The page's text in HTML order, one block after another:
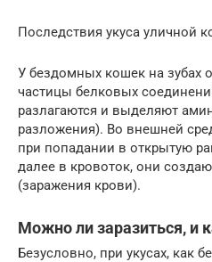
Последствия укуса уличной
У бездомных кошек на зубах
частицы белковых
разлагаются и выделяют
разложения). Во внешней
при попадании в открытую
далее в кровоток, они
(заражения крови).
Можно ли заразиться, и
Безусловно, при укусах, как